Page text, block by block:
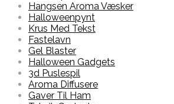
Hangsen Aroma Væsker
Halloweenpynt
Krus Med Tekst
Fastelavn
Gel Blaster
Halloween Gadgets
3d Puslespil
Aroma Diffusere
Gaver Til Ham